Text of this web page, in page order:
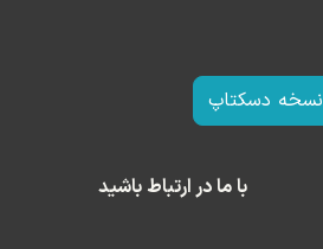
نسخه دسکتاپ
با ما در ارتباط باشید